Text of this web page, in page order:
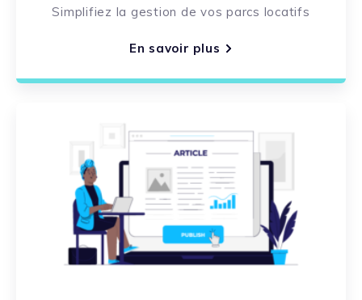
Simplifiez la gestion de vos parcs locatifs
En savoir plus